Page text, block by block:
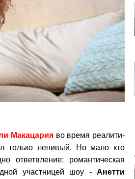
Макацарияво время реалити-
только ленивый. Но мало кто
ответвление: романтическая
участницей шоу - Анетти